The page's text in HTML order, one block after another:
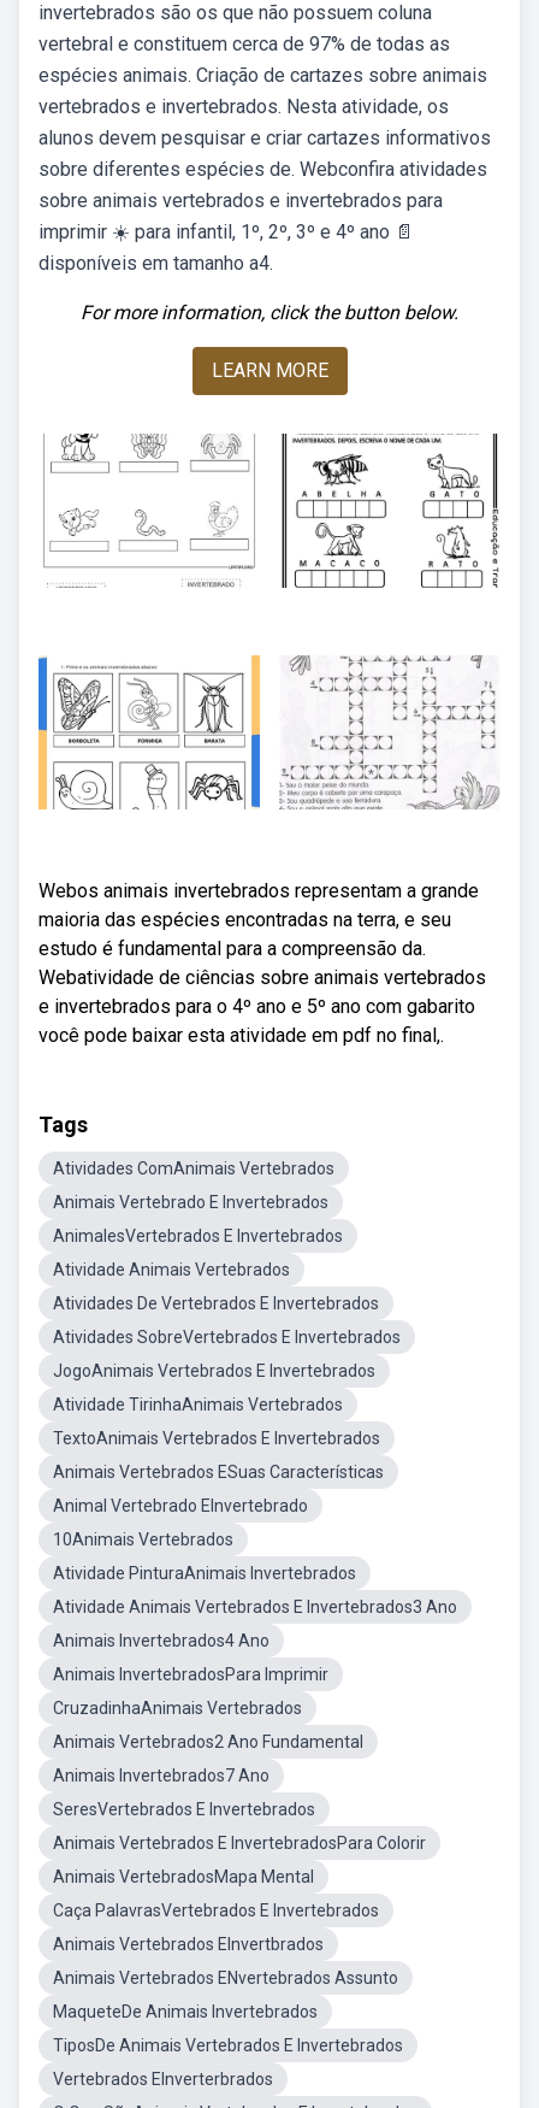
invertebrados são os que não possuem coluna
vertebral e constituem cerca de 97% de todas as
espécies animais. Criação de cartazes sobre animais
vertebrados e invertebrados. Nesta atividade, os
alunos devem pesquisar e criar cartazes informativos
sobre diferentes espécies de. Webconfira atividades
sobre animais vertebrados e invertebrados para
imprimir ☀️ para infantil, 1º, 2º, 3º e 4º ano 📄
disponíveis em tamanho a4.
For more information, click the button below.
LEARN MORE
Webos animais invertebrados representam a grande
maioria das espécies encontradas na terra, e seu
estudo é fundamental para a compreensão da.
Webatividade de ciências sobre animais vertebrados
e invertebrados para o 4º ano e 5º ano com gabarito
você pode baixar esta atividade em pdf no final,.
Tags
Atividades ComAnimais Vertebrados
Animais Vertebrado E Invertebrados
AnimalesVertebrados E Invertebrados
Atividade Animais Vertebrados
Atividades De Vertebrados E Invertebrados
Atividades SobreVertebrados E Invertebrados
JogoAnimais Vertebrados E Invertebrados
Atividade TirinhaAnimais Vertebrados
TextoAnimais Vertebrados E Invertebrados
Animais Vertebrados ESuas Características
Animal Vertebrado EInvertebrado
10Animais Vertebrados
Atividade PinturaAnimais Invertebrados
Atividade Animais Vertebrados E Invertebrados3 Ano
Animais Invertebrados4 Ano
Animais InvertebradosPara Imprimir
CruzadinhaAnimais Vertebrados
Animais Vertebrados2 Ano Fundamental
Animais Invertebrados7 Ano
SeresVertebrados E Invertebrados
Animais Vertebrados E InvertebradosPara Colorir
Animais VertebradosMapa Mental
Caça PalavrasVertebrados E Invertebrados
Animais Vertebrados EInvertbrados
Animais Vertebrados ENvertebrados Assunto
MaqueteDe Animais Invertebrados
TiposDe Animais Vertebrados E Invertebrados
Vertebrados EInverterbrados